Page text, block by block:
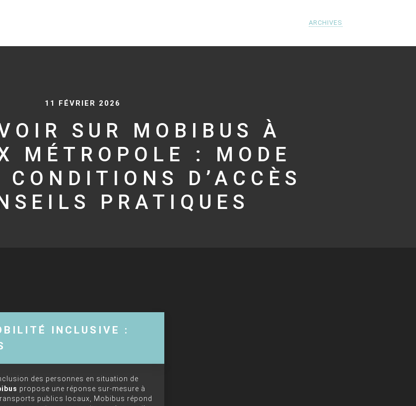
ARCHIVES
11 FÉVRIER 2026
SUR MOBIBUS À
MÉTROPOLE : MODE
CONDITIONS D’ACCÈS
PRATIQUES
INCLUSIVE :
des personnes en situation de
propose une réponse sur-mesure à
publics locaux, Mobibus répond